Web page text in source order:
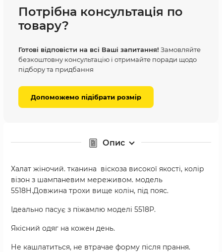
Потрібна консультація по
товару?
Готові відповісти на всі Ваші запитання! Замовляйте
безкоштовну консультацію і отримайте поради щодо
підбору та придбання
Допоможемо підібрати розмір
Опис
Халат жіночий. тканина віскоза високої якості, колір
візон з шампаневим мереживом. модель
5518Н.Довжина трохи вище колін, під пояс.
Ідеально пасує з піжамлю моделі 5518Р.
Якісний одяг на кожен день.
Не кашлатиться, не втрачае форму після прання.